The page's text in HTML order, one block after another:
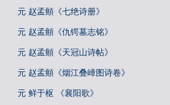
元 赵孟頫《七绝诗册》
元 赵孟頫《仇锷墓志铭》
元 赵孟頫《天冠山诗帖》
元 赵孟頫《烟江叠嶂图诗卷》
元 鲜于枢 《襄阳歌》